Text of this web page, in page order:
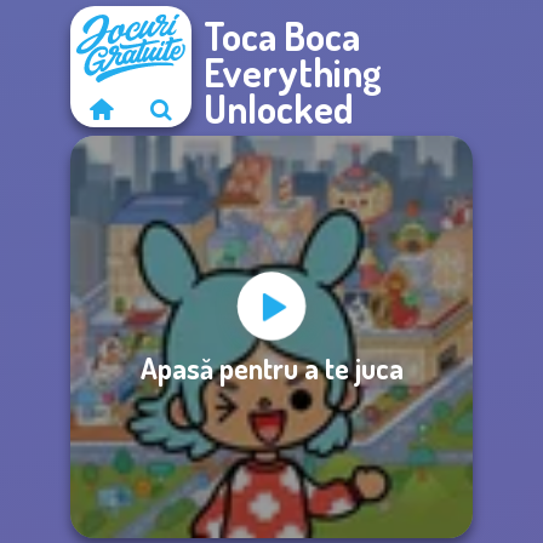
Toca Boca
Everything
Unlocked
Apasă pentru a te juca